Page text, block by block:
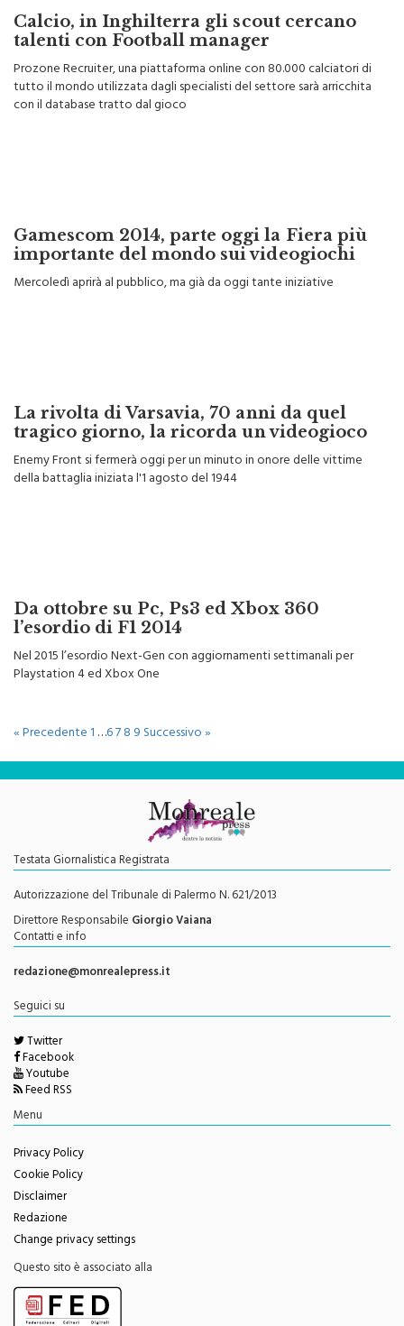
Calcio, in Inghilterra gli scout cercano
talenti con Football manager
Prozone Recruiter, una piattaforma online con 80.000 calciatori di
tutto il mondo utilizzata dagli specialisti del settore sarà arricchita
con il database tratto dal gioco
Gamescom 2014, parte oggi la Fiera più
importante del mondo sui videogiochi
Mercoledì aprirà al pubblico, ma già da oggi tante iniziative
La rivolta di Varsavia, 70 anni da quel
tragico giorno, la ricorda un videogioco
Enemy Front si fermerà oggi per un minuto in onore delle vittime
della battaglia iniziata l'1 agosto del 1944
Da ottobre su Pc, Ps3 ed Xbox 360
l’esordio di F1 2014
Nel 2015 l’esordio Next-Gen con aggiornamenti settimanali per
Playstation 4 ed Xbox One
« Precedente1…6789Successivo »
Testata Giornalistica Registrata
Autorizzazione del Tribunale di Palermo N. 621/2013
Direttore Responsabile Giorgio Vaiana
Contatti e info
redazione@monrealepress.it
Seguici su
Twitter
Facebook
Youtube
Feed RSS
Menu
Privacy Policy
Cookie Policy
Disclaimer
Redazione
Change privacy settings
Questo sito è associato alla